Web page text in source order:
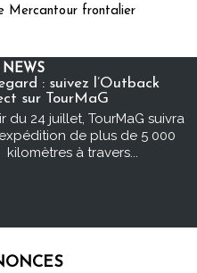
Mercantour frontalier
NEWS
: suivez l’Outback
sur TourMaG
du 24 juillet, TourMaG suivra
de plus de 5 000
kilomètres à travers...